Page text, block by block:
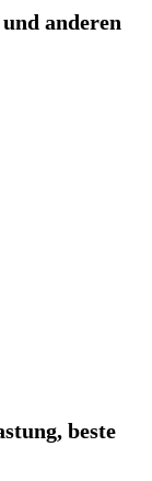
anderen
beste